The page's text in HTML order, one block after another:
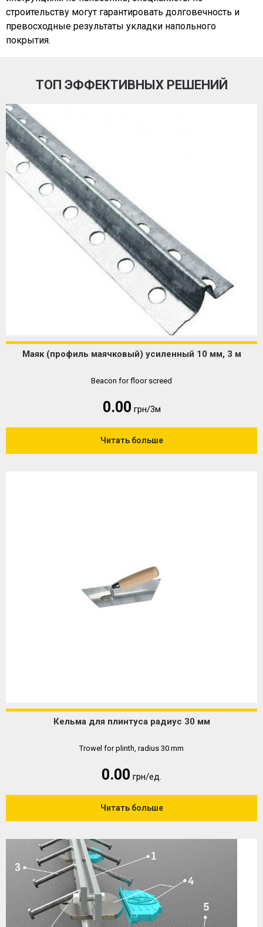
строительству могут гарантировать долговечность и
превосходные результаты укладки напольного
покрытия.
ТОП ЭФФЕКТИВНЫХ РЕШЕНИЙ
Маяк (профиль маячковый) усиленный 10 мм, 3 м
Beacon for floor screed
0.00 грн/3м
Читать больше
Кельма для плинтуса радиус 30 мм
Trowel for plinth, radius 30 mm
0.00 грн/ед.
Читать больше